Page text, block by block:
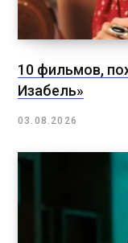
10 фильмов,
Изабель»
03.08.2026